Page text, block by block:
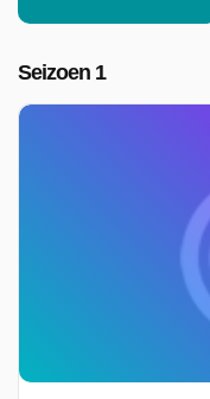
Seizoen 1